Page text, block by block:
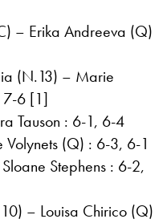
– Erika Andreeva (Q)
(N.13) – Marie
7-6 [1]
Tauson : 6-1, 6-4
Volynets (Q) : 6-3, 6-1
Stephens : 6-2,
– Louisa Chirico (Q)